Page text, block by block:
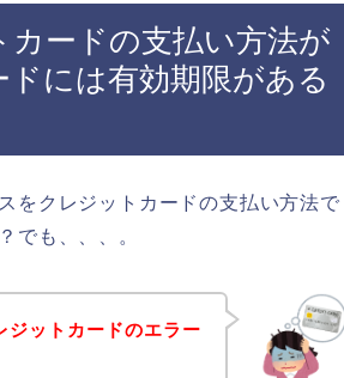
ードの支払い方法が
には有効期限がある
をクレジットカードの支払い方法で
でも、、、。
ジットカードのエラー